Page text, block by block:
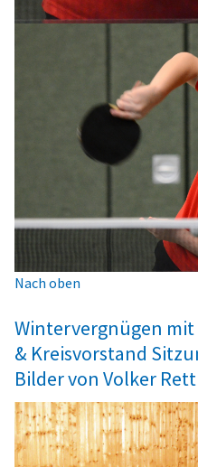
Nach oben
Wintervergnügen
& Kreisvorstand
Bilder von Volker